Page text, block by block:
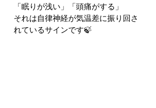
「眠りが浅い」「頭痛がする」
それは自律神経が気温差に振り回さ
れているサインです🍃